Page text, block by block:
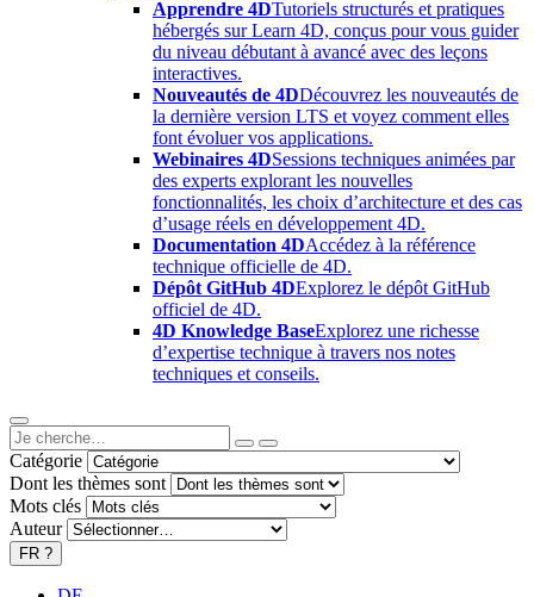
Apprendre 4DTutoriels structurés et pratiques
hébergés sur Learn 4D, conçus pour vous guider
du niveau débutant à avancé avec des leçons
interactives.
Nouveautés de 4DDécouvrez les nouveautés de
la dernière version LTS et voyez comment elles
font évoluer vos applications.
Webinaires 4DSessions techniques animées par
des experts explorant les nouvelles
fonctionnalités, les choix d’architecture et des cas
d’usage réels en développement 4D.
Documentation 4DAccédez à la référence
technique officielle de 4D.
Dépôt GitHub 4DExplorez le dépôt GitHub
officiel de 4D.
4D Knowledge BaseExplorez une richesse
d’expertise technique à travers nos notes
techniques et conseils.
Catégorie
Dont les thèmes sont
Mots clés
Auteur
FR ?